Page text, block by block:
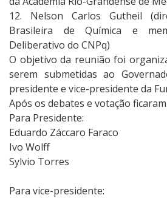
12. Nelson Carlos Gutheil
Brasileira de Química e
Deliberativo do CNPq)
O objetivo da reunião foi
serem submetidas ao
presidente e vice-presidente da
Após os debates e votação
Para Presidente:
Eduardo Záccaro Faraco
Ivo Wolff
Sylvio Torres
Para vice-presidente: